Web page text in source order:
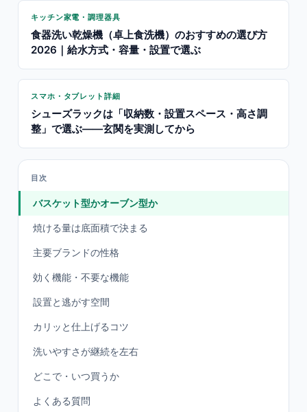
キッチン家電・調理器具
食器洗い乾燥機（卓上食洗機）のおすすめの選び方
2026｜給水方式・容量・設置で選ぶ
スマホ・タブレット詳細
シューズラックは「収納数・設置スペース・高さ調
整」で選ぶ——玄関を実測してから
目次
バスケット型かオーブン型か
焼ける量は底面積で決まる
主要ブランドの性格
効く機能・不要な機能
設置と逃がす空間
カリッと仕上げるコツ
洗いやすさが継続を左右
どこで・いつ買うか
よくある質問